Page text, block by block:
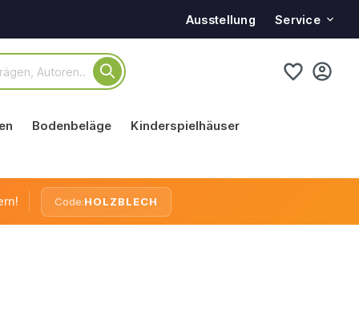
Ausstellung Service
Bodenbeläge Kinderspielhäuser
Code:HOLZBLECH